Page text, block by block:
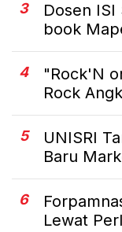
3
Dosen ISI
book
4
"Rock'N
Rock
5
UNISRI
Baru
6
Lewat